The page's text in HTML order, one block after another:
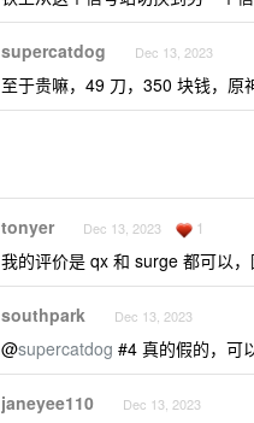
supercatdog Dec 13, 2023
至于贵嘛，49 刀，350 块钱，原
tonyer Dec 13, 2023 1
我的评价是 qx 和 surge 都可以
southpark Dec 13, 2023
@supercatdog #4 真的假的，可
janeyee110 Dec 13, 2023